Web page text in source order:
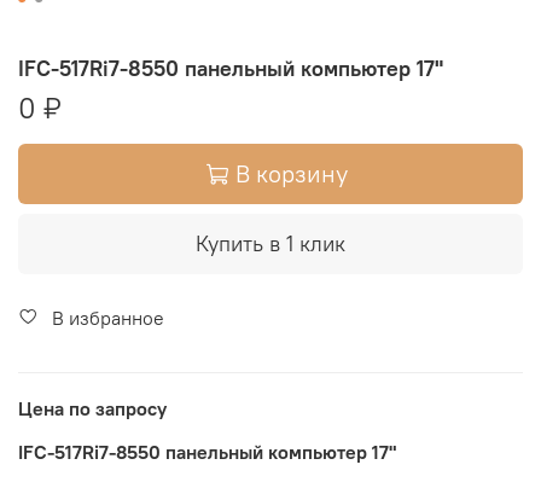
IFC-517Ri7-8550 панельный компьютер 17"
0 ₽
В корзину
Купить в 1 клик
В избранное
Цена по запросу
IFC-517Ri7-8550 панельный компьютер 17"